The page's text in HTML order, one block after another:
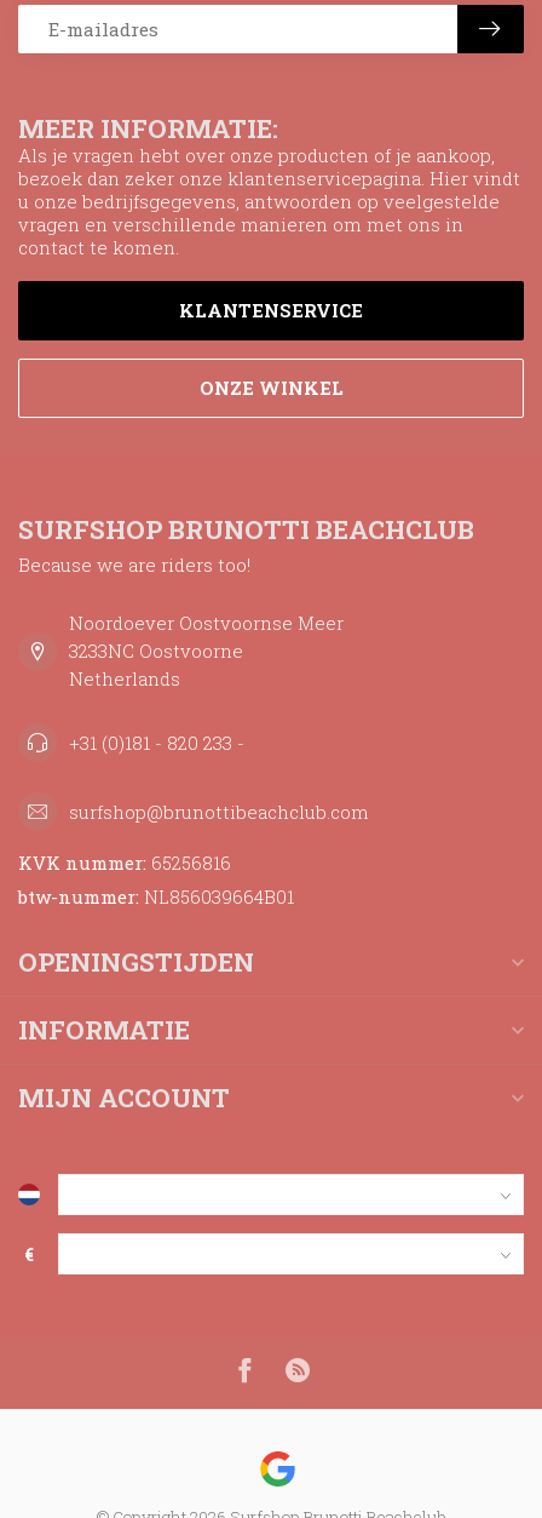
MEER INFORMATIE:
Als je vragen hebt over onze producten of je aankoop,
bezoek dan zeker onze klantenservicepagina. Hier vindt
u onze bedrijfsgegevens, antwoorden op veelgestelde
vragen en verschillende manieren om met ons in
contact te komen.
KLANTENSERVICE
ONZE WINKEL
SURFSHOP BRUNOTTI BEACHCLUB
Because we are riders too!
Noordoever Oostvoornse Meer
3233NC Oostvoorne
Netherlands
+31 (0)181 - 820 233 -
surfshop@brunottibeachclub.com
KVK nummer: 65256816
btw-nummer: NL856039664B01
OPENINGSTIJDEN
INFORMATIE
MIJN ACCOUNT
€